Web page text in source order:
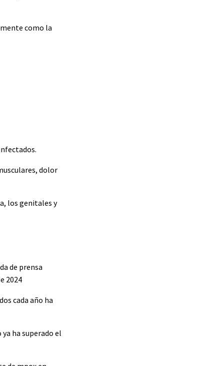
como la
dolor
los genitales y
de prensa
2024
cada año ha
ha superado el